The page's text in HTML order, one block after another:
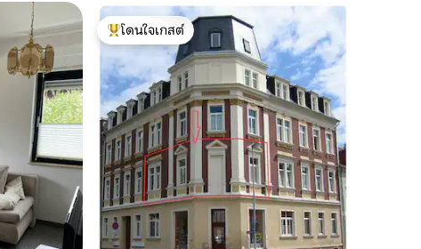
โดนใจเกสต์ที่สุด
โดนใจเกสต์